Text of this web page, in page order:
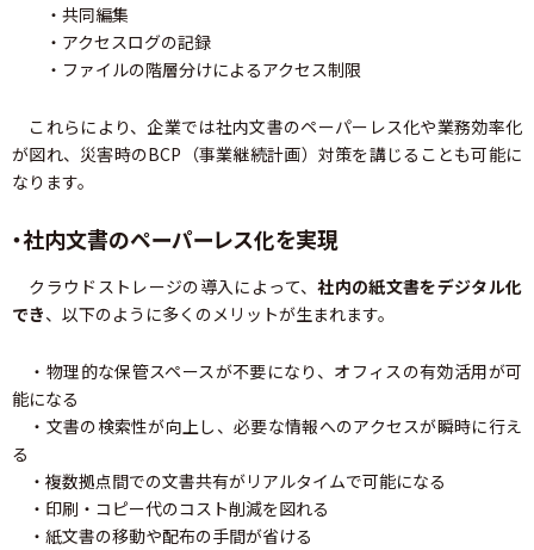
・共同編集
・アクセスログの記録
・ファイルの階層分けによるアクセス制限
これらにより、企業では社内文書のペーパーレス化や業務効率化
が図れ、災害時のBCP（事業継続計画）対策を講じることも可能に
なります。
・社内文書のペーパーレス化を実現
クラウドストレージの導入によって、社内の紙文書をデジタル化
でき、以下のように多くのメリットが生まれます。
・物理的な保管スペースが不要になり、オフィスの有効活用が可
能になる
・文書の検索性が向上し、必要な情報へのアクセスが瞬時に行え
る
・複数拠点間での文書共有がリアルタイムで可能になる
・印刷・コピー代のコスト削減を図れる
・紙文書の移動や配布の手間が省ける